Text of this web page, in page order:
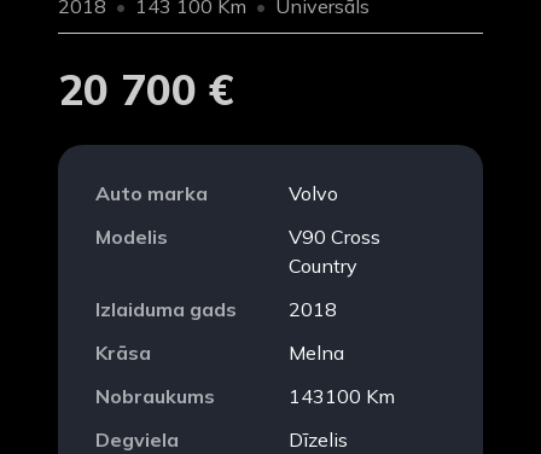
2018 143 100 Km Universāls
20 700 €
Auto marka
Volvo
Modelis
V90 Cross
Country
Izlaiduma gads
2018
Krāsa
Melna
Nobraukums
143100 Km
Degviela
Dīzelis